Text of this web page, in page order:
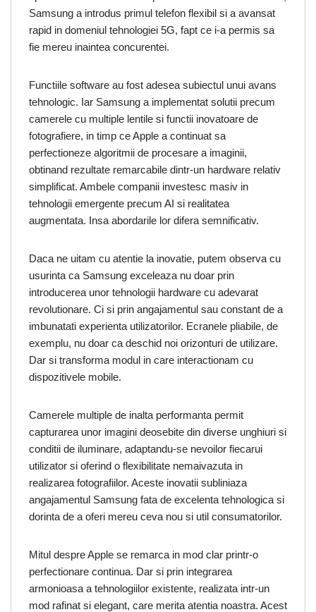
Samsung a introdus primul telefon flexibil si a avansat
rapid in domeniul tehnologiei 5G, fapt ce i-a permis sa
fie mereu inaintea concurentei.
Functiile software au fost adesea subiectul unui avans
tehnologic. Iar Samsung a implementat solutii precum
camerele cu multiple lentile si functii inovatoare de
fotografiere, in timp ce Apple a continuat sa
perfectioneze algoritmii de procesare a imaginii,
obtinand rezultate remarcabile dintr-un hardware relativ
simplificat. Ambele companii investesc masiv in
tehnologii emergente precum AI si realitatea
augmentata. Insa abordarile lor difera semnificativ.
Daca ne uitam cu atentie la inovatie, putem observa cu
usurinta ca Samsung exceleaza nu doar prin
introducerea unor tehnologii hardware cu adevarat
revolutionare. Ci si prin angajamentul sau constant de a
imbunatati experienta utilizatorilor. Ecranele pliabile, de
exemplu, nu doar ca deschid noi orizonturi de utilizare.
Dar si transforma modul in care interactionam cu
dispozitivele mobile.
Camerele multiple de inalta performanta permit
capturarea unor imagini deosebite din diverse unghiuri si
conditii de iluminare, adaptandu-se nevoilor fiecarui
utilizator si oferind o flexibilitate nemaivazuta in
realizarea fotografiilor. Aceste inovatii subliniaza
angajamentul Samsung fata de excelenta tehnologica si
dorinta de a oferi mereu ceva nou si util consumatorilor.
Mitul despre Apple se remarca in mod clar printr-o
perfectionare continua. Dar si prin integrarea
armonioasa a tehnologiilor existente, realizata intr-un
mod rafinat si elegant, care merita atentia noastra. Acest